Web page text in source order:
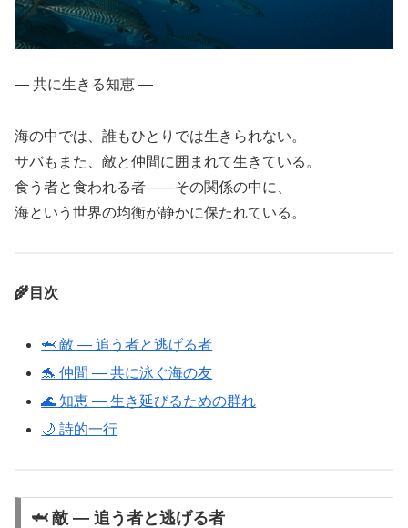
― 共に生きる知恵 ―
海の中では、誰もひとりでは生きられない。
サバもまた、敵と仲間に囲まれて生きている。
食う者と食われる者――その関係の中に、
海という世界の均衡が静かに保たれている。
🌾目次
🦈 敵 ― 追う者と逃げる者
🐬 仲間 ― 共に泳ぐ海の友
🌊 知恵 ― 生き延びるための群れ
🌙 詩的一行
🦈 敵 ― 追う者と逃げる者